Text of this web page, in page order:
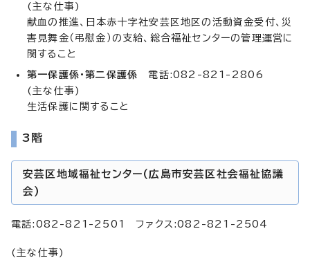
(主な仕事)
献血の推進、日本赤十字社安芸区地区の活動資金受付、災
害見舞金（弔慰金）の支給、総合福祉センターの管理運営に
関すること
第一保護係・第二保護係 電話:082-821-2806
(主な仕事)
生活保護に関すること
3階
安芸区地域福祉センター(広島市安芸区社会福祉協議
会)
電話:082-821-2501 ファクス:082-821-2504
(主な仕事)